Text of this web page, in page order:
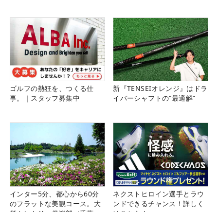
ゴルフの熱狂を、つくる仕
事。｜スタッフ募集中
新『TENSEIオレンジ』はドラ
イバーシャフトの“最適解”
インター5分、都心から60分
のフラットな美観コース。大
ネクストヒロイン選手とラウ
ンドできるチャンス！詳しく